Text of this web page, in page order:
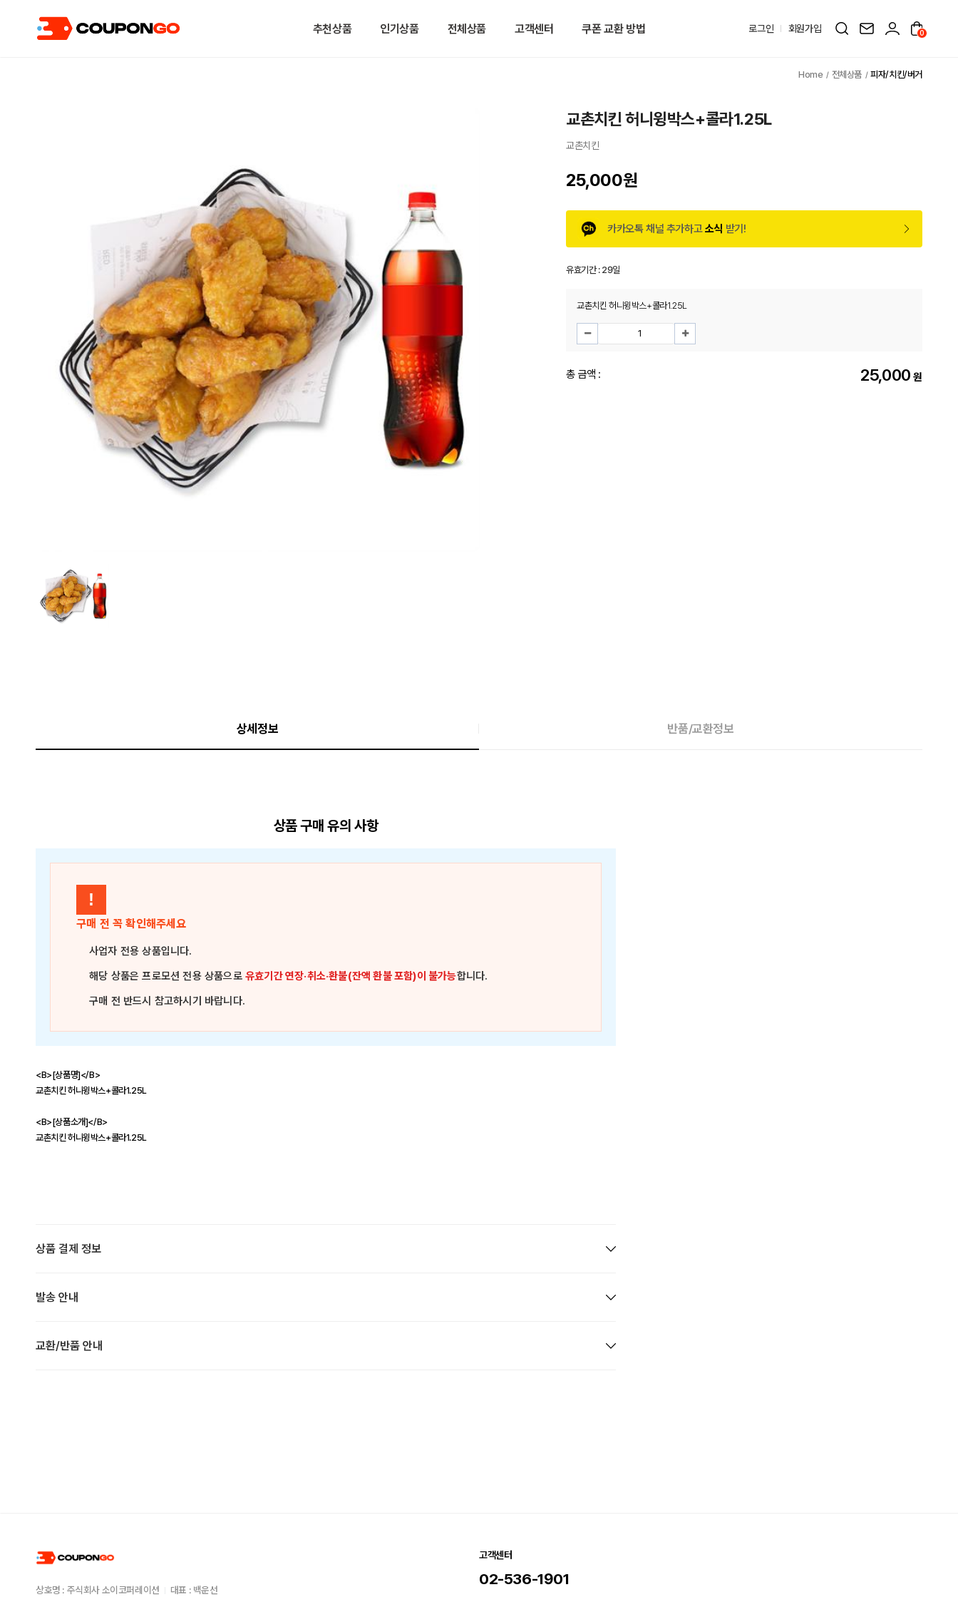
추천상품 인기상품 전체상품 고객센터 쿠폰 교환 방법 로그인 회원가입 0
전체상품 피자/치킨/버거
교촌치킨 허니윙박스+콜라1.25L
교촌치킨
25,000원
카카오톡 채널 추가하고소식 받기!
유효기간 :29일
교촌치킨 허니윙박스+콜라1.25L
총 금액 : 25,000 원
상세정보 반품/교환정보
상품 구매 유의 사항
!
구매 전 꼭 확인해주세요
사업자 전용 상품입니다.
해당 상품은프로모션 전용 상품으로유효기간 연장·취소·환불(잔액 환불 포함)이 불가능합니다.
구매 전 반드시 참고하시기 바랍니다.
<B>[상품명]</B>
교촌치킨 허니윙박스+콜라1.25L
<B>[상품소개]</B>
교촌치킨 허니윙박스+콜라1.25L
상품 결제 정보
발송 안내
교환/반품 안내
상호명 : 주식회사 소이코퍼레이션 대표 : 백운선
고객센터
02-536-1901